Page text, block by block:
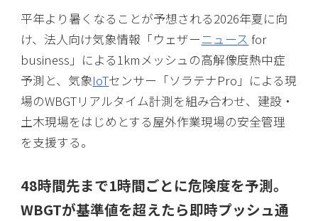
平年より暑くなることが予想される2026年夏に向
け、法人向け気象情報「ウェザーニュース for
business」による1kmメッシュの高解像度熱中症
予測と、気象IoTセンサー「ソラテナPro」による現
場のWBGTリアルタイム計測を組み合わせ、建設・
土木現場をはじめとする屋外作業現場の安全管理
を支援する。
48時間先まで1時間ごとに危険度を予測。
WBGTが基準値を超えたら即時プッシュ通